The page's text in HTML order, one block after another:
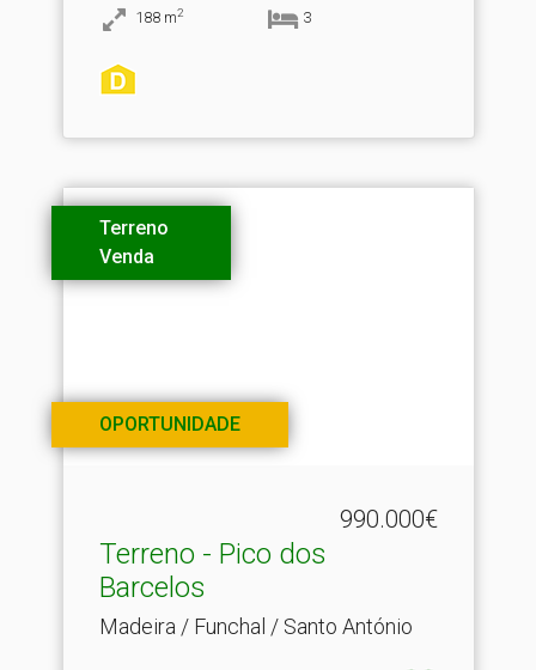
188 m2 3
Terreno
Venda
OPORTUNIDADE
990.000€
Terreno - Pico dos
Barcelos
Madeira / Funchal / Santo António